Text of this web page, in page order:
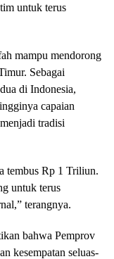
untuk terus
mampu mendorong
Sebagai
di Indonesia,
capaian
tradisi
tembus Rp 1 Triliun.
untuk terus
terangnya.
bahwa Pemprov
kesempatan seluas-